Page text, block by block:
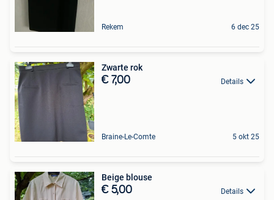
Rekem 6 dec 25
Zwarte rok
€ 7,00 Details
Braine-Le-Comte 5 okt 25
Beige blouse
€ 5,00 Details